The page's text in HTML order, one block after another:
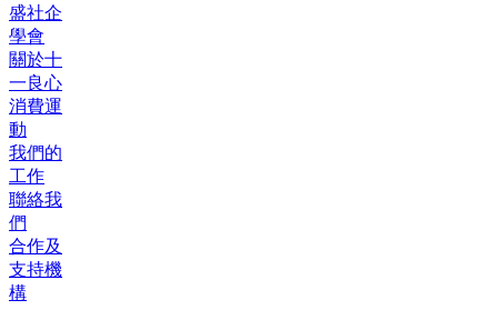
盛社企
學會
關於十
一良心
消費運
動
我們的
工作
聯絡我
們
合作及
支持機
構